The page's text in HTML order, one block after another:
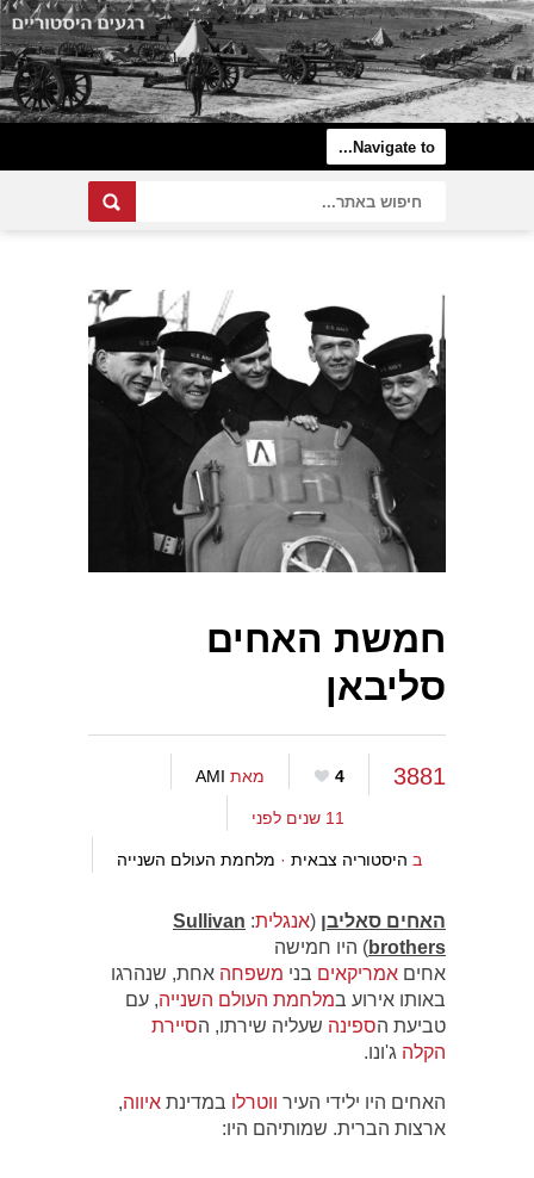
חמשת האחים
סליבאן
3881
4 מאת AMI
11 שנים לפני
ב היסטוריה צבאית · מלחמת העולם השנייה
האחים סאליבן (אנגלית:
Sullivan
brothers) היו חמישה
אחים אמריקאים בני משפחה אחת, שנהרגו
באותו אירוע במלחמת העולם השנייה, עם
טביעת הספינה שעליה שירתו, הסיירת
הקלה ג'ונו.
האחים היו ילידי העיר ווטרלו במדינת איווה,
ארצות הברית. שמותיהם היו: